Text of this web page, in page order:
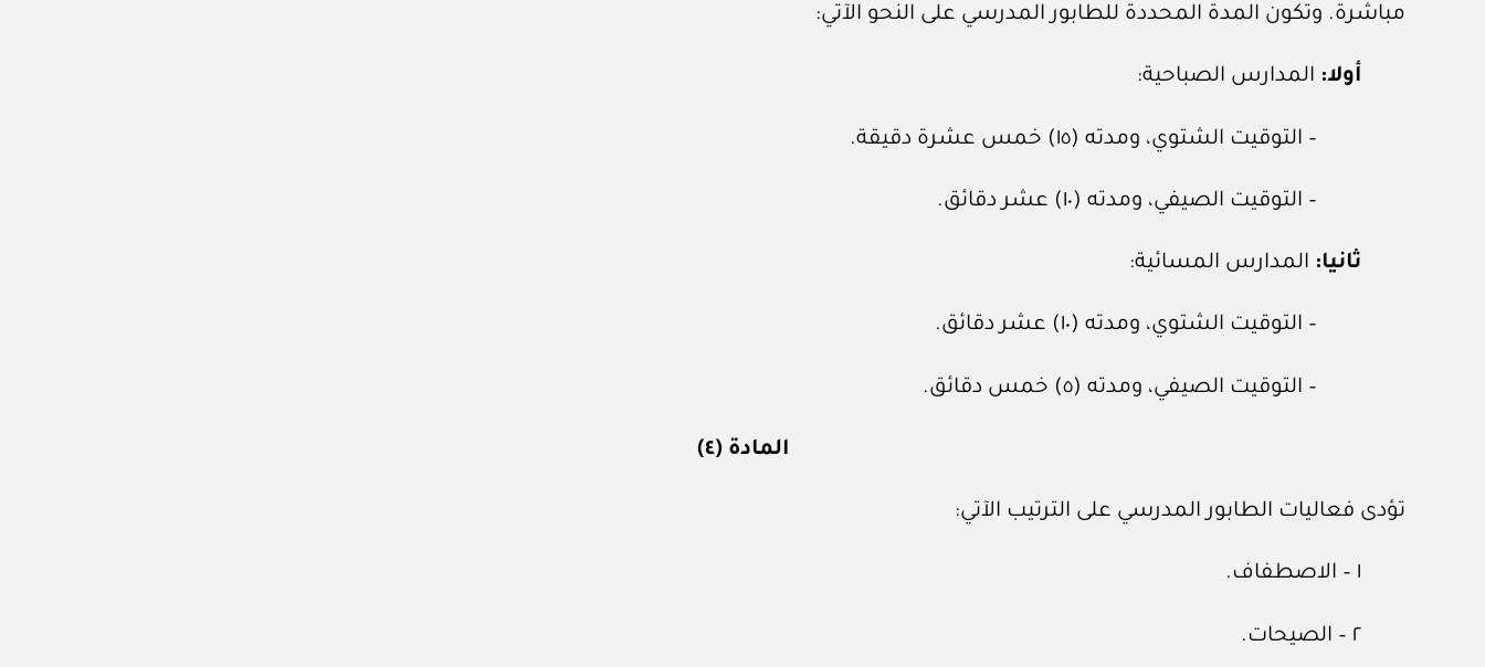
مباشرة. وتكون المدة المحددة للطابور المدرسي على النحو الآتي:
أولا: المدارس الصباحية:
– التوقيت الشتوي، ومدته (١٥) خمس عشرة دقيقة.
– التوقيت الصيفي، ومدته (١٠) عشر دقائق.
ثانيا: المدارس المسائية:
– التوقيت الشتوي، ومدته (١٠) عشر دقائق.
– التوقيت الصيفي، ومدته (٥) خمس دقائق.
المادة (٤)
تؤدى فعاليات الطابور المدرسي على الترتيب الآتي:
١ – الاصطفاف.
٢ – الصيحات.